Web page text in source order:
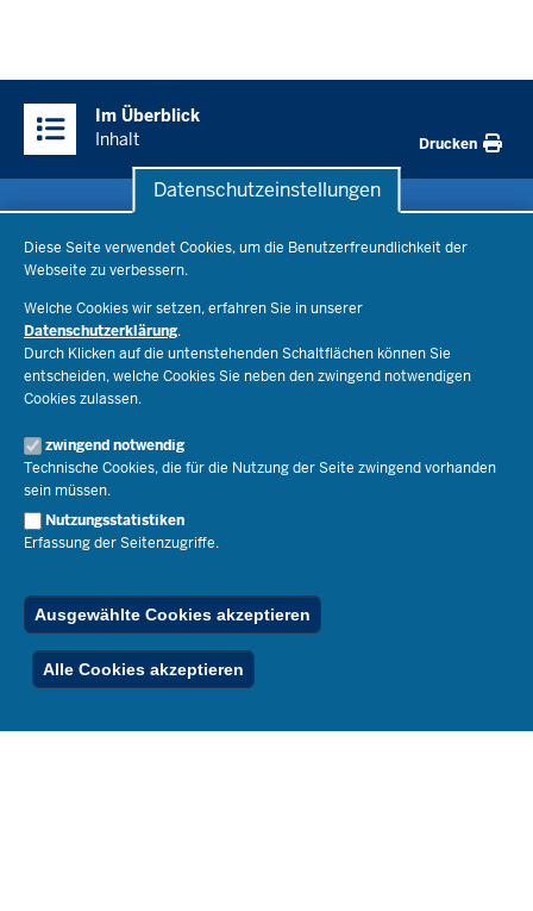
Datenschutzeinstellungen
Diese Seite verwendet Cookies, um die Benutzerfreundlichkeit der
Webseite zu verbessern.
Welche Cookies wir setzen, erfahren Sie in unserer
Datenschutzerklärung.
Durch Klicken auf die untenstehenden Schaltflächen können Sie
entscheiden, welche Cookies Sie neben den zwingend notwendigen
Cookies zulassen.
zwingend notwendig
Technische Cookies, die für die Nutzung der Seite zwingend vorhanden
sein müssen.
Nutzungsstatistiken
Erfassung der Seitenzugriffe.
Ausgewählte Cookies akzeptieren
Alle Cookies akzeptieren
Inhalte
Im Überblick
Inhalt
Drucken
Bildungsthemen
Lehrkräfte
Recht
Schulleben
Ministerium
Ministerin Dorothee Feller
Staatssekretär Dr. Urban Mauer
Open Government
Bibliothek
Geschäftsbereich
Presse
Pressefotos
Social Media
Pressekontakt
Service
Schule(n) suchen
Kontakt
Der Weg zu uns
Publikationen
RSS-Feed
Ferienordnung
Spezialangebote
© 2026 Bildungsportal NRW
Below
Footer
Menu
Inhalt Impressum Datenschutz